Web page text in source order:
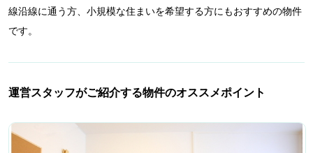
線沿線に通う方、小規模な住まいを希望する方にもおすすめの物件
です。
運営スタッフがご紹介する物件のオススメポイント